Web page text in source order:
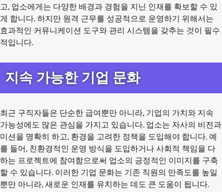
고, 업소에게는 다양한 배경과 경험을 지닌 인재를 확보할 수 있
게 합니다. 하지만 원격 근무를 성공적으로 운영하기 위해서는
효과적인 커뮤니케이션 도구와 관리 시스템을 갖추는 것이 필수
적입니다.
지속 가능한 기업 문화
최근 구직자들은 단순한 급여뿐만 아니라, 기업의 가치와 지속
가능성에도 많은 관심을 가지고 있습니다. 업소는 자사의 비전과
미션을 명확히 하고, 환경을 고려한 정책을 도입해야 합니다. 예
를 들어, 친환경적인 운영 방식을 도입하거나 사회적 책임을 다
하는 프로젝트에 참여함으로써 업소의 긍정적인 이미지를 구축
할 수 있습니다. 이러한 기업 문화는 기존 직원의 만족도를 높일
뿐만 아니라, 새로운 인재를 유치하는 데도 큰 도움이 됩니다.